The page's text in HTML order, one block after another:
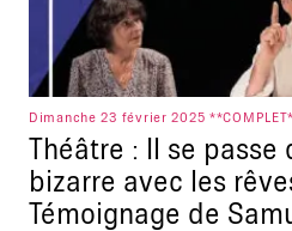
Dimanche 23 février 2025
Théâtre : Il se passe
bizarre avec les
Témoignage de